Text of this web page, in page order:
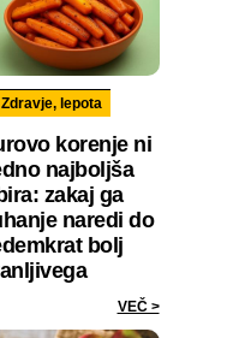
Zdravje, lepota
korenje ni
najboljša
zakaj ga
naredi do
bolj
VEČ >